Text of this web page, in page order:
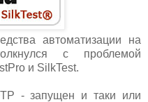
автоматизации на
с проблемой
и SilkTest.
- запущен и таки или